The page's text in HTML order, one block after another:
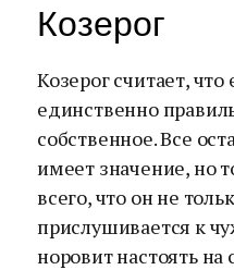
Козерог
Козерог считает, что
единственно
собственное. Все
имеет значение, но
всего, что он не
прислушивается к
норовит настоять